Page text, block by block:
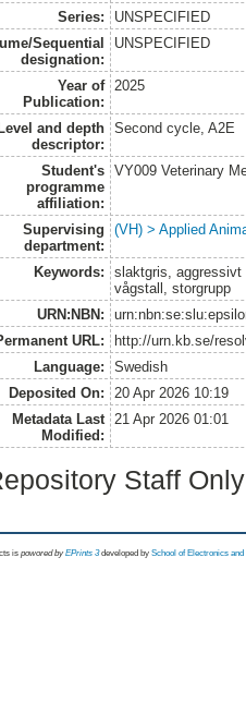
Series:
UNSPECIFIED
Sequential
designation:
UNSPECIFIED
Year of
Publication:
2025
Level and depth
descriptor:
Second cycle, A2E
Student's
programme
affiliation:
VY009 Veterinary
Supervising
department:
(VH) > Applied
Keywords:
slaktgris, aggressivt
vågstall, storgrupp
URN:NBN:
URL:
http://urn.kb.se/
Language:
Swedish
Deposited On:
20 Apr 2026 10:19
Metadata Last
Modified:
21 Apr 2026 01:01
Staff
is powored byEPrints 3 developed by School of Electronics